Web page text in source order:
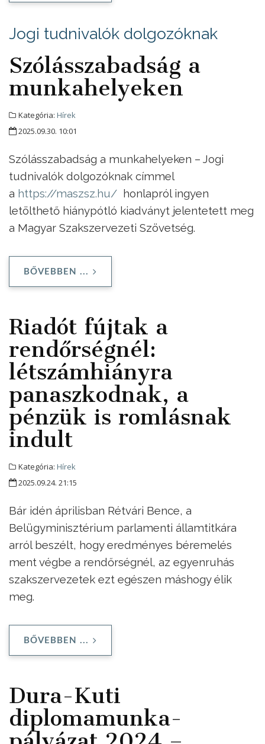
Jogi tudnivalók dolgozóknak
Szólásszabadság a
munkahelyeken
Kategória: Hírek
2025.09.30. 10:01
Szólásszabadság a munkahelyeken – Jogi
tudnivalók dolgozóknak címmel
a https://maszsz.hu/ honlapról ingyen
letölthető hiánypótló kiadványt jelentetett meg
a Magyar Szakszervezeti Szövetség.
BŐVEBBEN ...
Riadót fújtak a
rendőrségnél:
létszámhiányra
panaszkodnak, a
pénzük is romlásnak
indult
Kategória: Hírek
2025.09.24. 21:15
Bár idén áprilisban Rétvári Bence, a
Belügyminisztérium parlamenti államtitkára
arról beszélt, hogy eredményes béremelés
ment végbe a rendőrségnél, az egyenruhás
szakszervezetek ezt egészen máshogy élik
meg.
BŐVEBBEN ...
Dura-Kuti
diplomamunka-